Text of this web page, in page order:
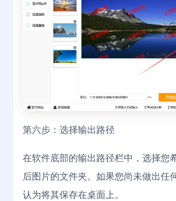
第六步：选择输出路径
在软件底部的输出路径栏中，选择您
后图片的文件夹。如果您尚未做出任
认为将其保存在桌面上。